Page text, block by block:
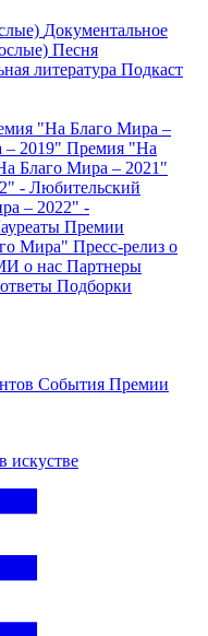
Документальное
Песня
литература Подкаст
"На Благо Мира –
2019" Премия "На
Благо Мира – 2021"
- Любительский
– 2022" -
Премии
Мира" Пресс-релиз о
о нас Партнеры
Подборки
События Премии
искустве